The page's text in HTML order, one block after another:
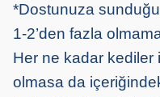
*Dostunuza
1-2’den fazla
Her ne kadar kediler
olmasa da